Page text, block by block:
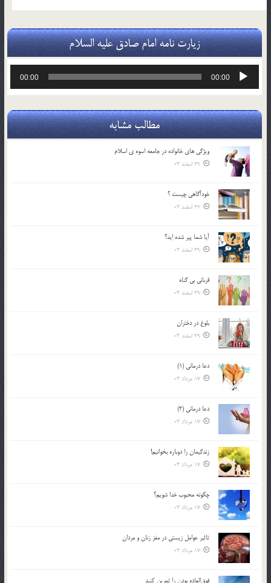
زیارت نامه امام صادق علیه السلام
پخش‌کننده
00:00
00:00
مطالب مشابه
ويژگي هاي خانواده در جامعه اسوه ي اسلام
29 اسفند 03
خودآگاهى چيست ؟
29 اسفند 03
آیا شما پیر شده اید؟
29 اسفند 03
قرباني بي گناه
29 اسفند 03
بلوغ در دختران
29 اسفند 03
دعا درمانی (1)
17 مرداد 03
دعا درمانی (2)
17 مرداد 03
زندگيمان را دوباره بخوانيم!
17 مرداد 03
چگونه محبوب خدا شويم؟
17 مرداد 03
تاثیر عوامل زيستي در مغز زنان و مردان
17 مرداد 03